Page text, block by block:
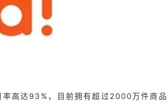
高达93%，目前拥有超过2000万件商品